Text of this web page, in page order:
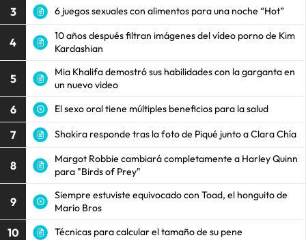
3 6 juegos sexuales con alimentos para una noche “Hot”
4
10 años después filtran imágenes del vídeo porno de Kim
Kardashian
5
Mia Khalifa demostró sus habilidades con la garganta en
un nuevo video
6 El sexo oral tiene múltiples beneficios para la salud
7 Shakira responde tras la foto de Piqué junto a Clara Chía
8
Margot Robbie cambiará completamente a Harley Quinn
para "Birds of Prey"
9
Siempre estuviste equivocado con Toad, el honguito de
Mario Bros
10 Técnicas para calcular el tamaño de su pene